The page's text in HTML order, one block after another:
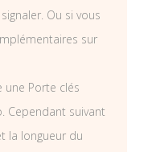
Ou si vous
sur
une Porte clés
Cependant suivant
la longueur du